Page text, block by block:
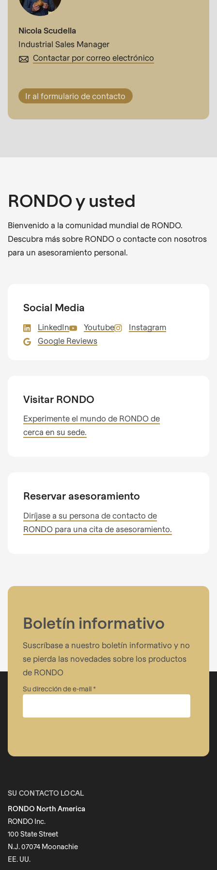
Nicola Scudella
Industrial Sales Manager
Contactar por correo electrónico
Ir al formulario de contacto
RONDO y usted
Bienvenido a la comunidad mundial de RONDO.
Descubra más sobre RONDO o contacte con nosotros
para un asesoramiento personal.
Social Media
LinkedIn Youtube
Instagram
Google Reviews
Visitar RONDO
Experimente el mundo de RONDO de
cerca en su sede.
Reservar asesoramiento
Diríjase a su persona de contacto de
RONDO para una cita de asesoramiento.
Boletín informativo
Suscríbase a nuestro boletín informativo y no
se pierda las novedades sobre los productos
de RONDO
Su dirección de e-mail
Apellido
SU CONTACTO LOCAL
RONDO North America
RONDO Inc.
100 State Street
N.J. 07074 Moonachie
EE. UU.